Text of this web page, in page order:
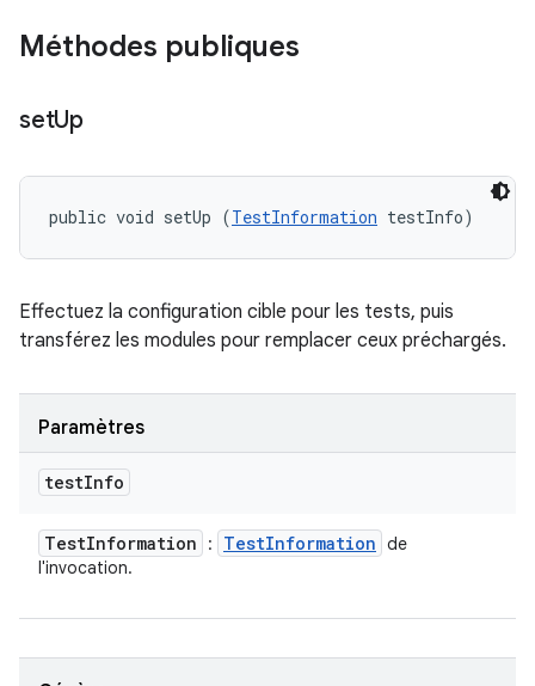
Méthodes publiques
setUp
public void setUp (TestInformation testInfo)
Effectuez la configuration cible pour les tests, puis
transférez les modules pour remplacer ceux préchargés.
Paramètres
testInfo
TestInformation : TestInformation de
l'invocation.